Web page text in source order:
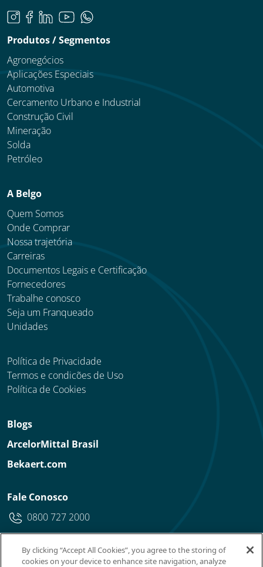
Produtos / Segmentos
Agronegócios
Aplicações Especiais
Automotiva
Cercamento Urbano e Industrial
Construção Civil
Mineração
Solda
Petróleo
A Belgo
Quem Somos
Onde Comprar
Nossa trajetória
Carreiras
Documentos Legais e Certificação
Fornecedores
Trabalhe conosco
Seja um Franqueado
Unidades
Política de Privacidade
Termos e condicões de Uso
Política de Cookies
Blogs
ArcelorMittal Brasil
Bekaert.com
Fale Conosco
0800 727 2000
By clicking “Accept All Cookies”, you agree to the storing of
cookies on your device to enhance site navigation, analyze